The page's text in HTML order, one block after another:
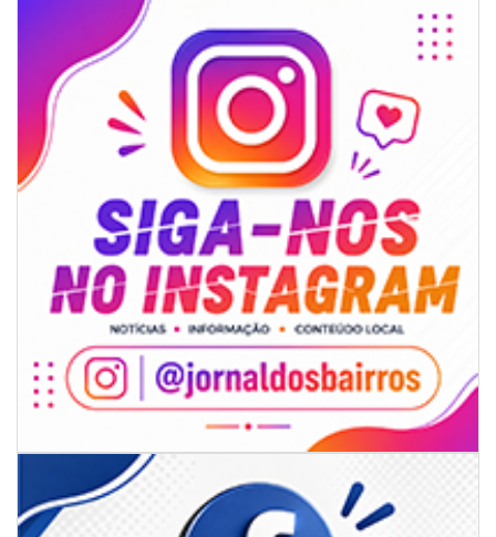
09/08/2026 | 07:00
4º Festival Náutico de Navegantes reúne esporte, tradição e regatas